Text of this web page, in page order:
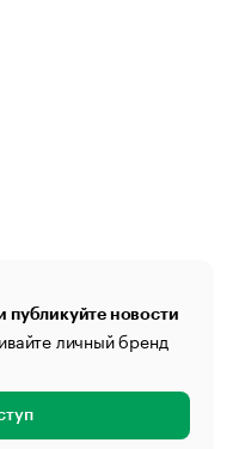
публикуйте новости
личный бренд